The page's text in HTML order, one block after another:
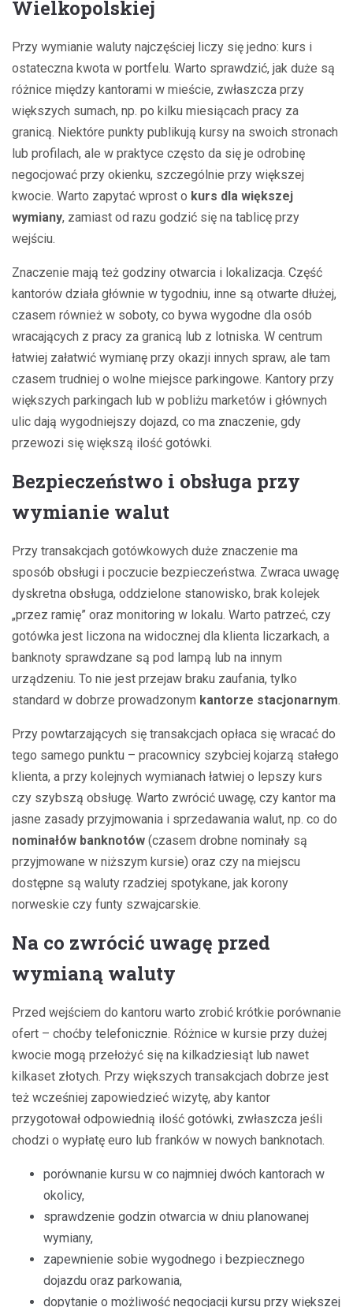
Wielkopolskiej
Przy wymianie waluty najczęściej liczy się jedno: kurs i
ostateczna kwota w portfelu. Warto sprawdzić, jak duże są
różnice między kantorami w mieście, zwłaszcza przy
większych sumach, np. po kilku miesiącach pracy za
granicą. Niektóre punkty publikują kursy na swoich stronach
lub profilach, ale w praktyce często da się je odrobinę
negocjować przy okienku, szczególnie przy większej
kwocie. Warto zapytać wprost o kurs dla większej
wymiany, zamiast od razu godzić się na tablicę przy
wejściu.
Znaczenie mają też godziny otwarcia i lokalizacja. Część
kantorów działa głównie w tygodniu, inne są otwarte dłużej,
czasem również w soboty, co bywa wygodne dla osób
wracających z pracy za granicą lub z lotniska. W centrum
łatwiej załatwić wymianę przy okazji innych spraw, ale tam
czasem trudniej o wolne miejsce parkingowe. Kantory przy
większych parkingach lub w pobliżu marketów i głównych
ulic dają wygodniejszy dojazd, co ma znaczenie, gdy
przewozi się większą ilość gotówki.
Bezpieczeństwo i obsługa przy
wymianie walut
Przy transakcjach gotówkowych duże znaczenie ma
sposób obsługi i poczucie bezpieczeństwa. Zwraca uwagę
dyskretna obsługa, oddzielone stanowisko, brak kolejek
„przez ramię” oraz monitoring w lokalu. Warto patrzeć, czy
gotówka jest liczona na widocznej dla klienta liczarkach, a
banknoty sprawdzane są pod lampą lub na innym
urządzeniu. To nie jest przejaw braku zaufania, tylko
standard w dobrze prowadzonym kantorze stacjonarnym.
Przy powtarzających się transakcjach opłaca się wracać do
tego samego punktu – pracownicy szybciej kojarzą stałego
klienta, a przy kolejnych wymianach łatwiej o lepszy kurs
czy szybszą obsługę. Warto zwrócić uwagę, czy kantor ma
jasne zasady przyjmowania i sprzedawania walut, np. co do
nominałów banknotów (czasem drobne nominały są
przyjmowane w niższym kursie) oraz czy na miejscu
dostępne są waluty rzadziej spotykane, jak korony
norweskie czy funty szwajcarskie.
Na co zwrócić uwagę przed
wymianą waluty
Przed wejściem do kantoru warto zrobić krótkie porównanie
ofert – choćby telefonicznie. Różnice w kursie przy dużej
kwocie mogą przełożyć się na kilkadziesiąt lub nawet
kilkaset złotych. Przy większych transakcjach dobrze jest
też wcześniej zapowiedzieć wizytę, aby kantor
przygotował odpowiednią ilość gotówki, zwłaszcza jeśli
chodzi o wypłatę euro lub franków w nowych banknotach.
porównanie kursu w co najmniej dwóch kantorach w
okolicy,
sprawdzenie godzin otwarcia w dniu planowanej
wymiany,
zapewnienie sobie wygodnego i bezpiecznego
dojazdu oraz parkowania,
dopytanie o możliwość negocjacji kursu przy większej